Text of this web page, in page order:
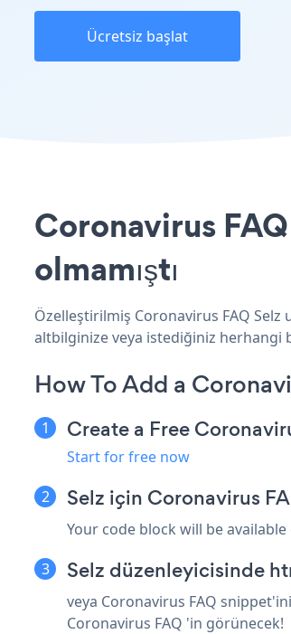
Ücretsiz başlat
Coronavirus
olmamıştı
Özelleştirilmiş Coronavirus FAQ Selz
altbilginize veya istediğiniz herhangi
How To Add a
Create a Free
Start for free now
Selz için Coronavirus
Your code block will be
Selz düzenleyicisinde
veya Coronavirus FAQ
Coronavirus FAQ 'in görünecek!